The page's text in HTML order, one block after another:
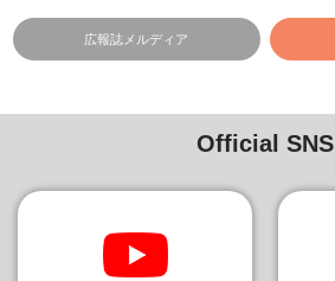
広報誌メルディア
Official SNS